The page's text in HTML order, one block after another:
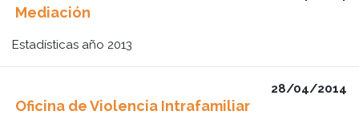
Mediación
Estadísticas año 2013
28/04/2014
Oficina de Violencia Intrafamiliar